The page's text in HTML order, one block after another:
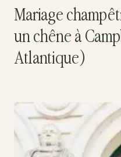
Mariage
un chêne à
Atlantique)